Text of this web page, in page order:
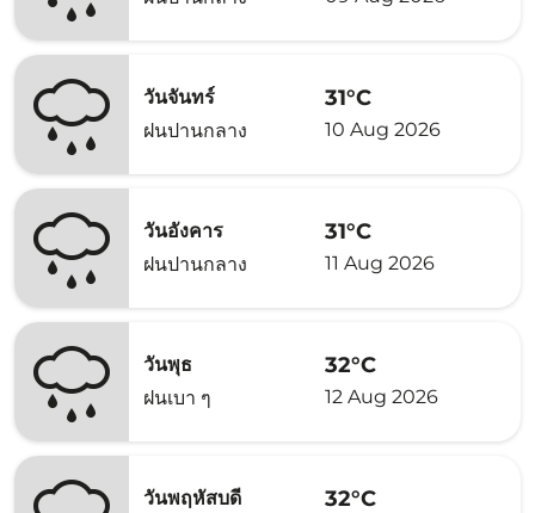
วันจันทร์
ฝนปานกลาง
31°C
10 Aug 2026
วันอังคาร
ฝนปานกลาง
31°C
11 Aug 2026
วันพุธ
ฝนเบา ๆ
32°C
12 Aug 2026
วันพฤหัสบดี
32°C